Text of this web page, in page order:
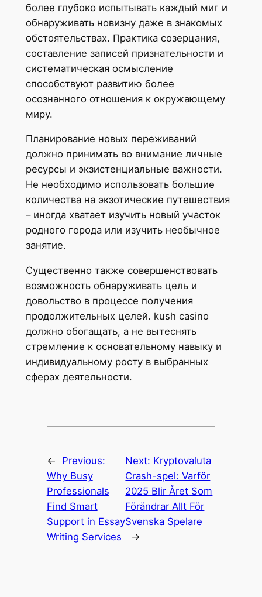
более глубоко испытывать каждый миг и
обнаруживать новизну даже в знакомых
обстоятельствах. Практика созерцания,
составление записей признательности и
систематическая осмысление
способствуют развитию более
осознанного отношения к окружающему
миру.
Планирование новых переживаний
должно принимать во внимание личные
ресурсы и экзистенциальные важности.
Не необходимо использовать большие
количества на экзотические путешествия
– иногда хватает изучить новый участок
родного города или изучить необычное
занятие.
Существенно также совершенствовать
возможность обнаруживать цель и
довольство в процессе получения
продолжительных целей. kush casino
должно обогащать, а не вытеснять
стремление к основательному навыку и
индивидуальному росту в выбранных
сферах деятельности.
←
Previous:
Why Busy
Professionals
Find Smart
Support in Essay
Writing Services
Next: Kryptovaluta
Crash-spel: Varför
2025 Blir Året Som
Förändrar Allt För
Svenska Spelare
→